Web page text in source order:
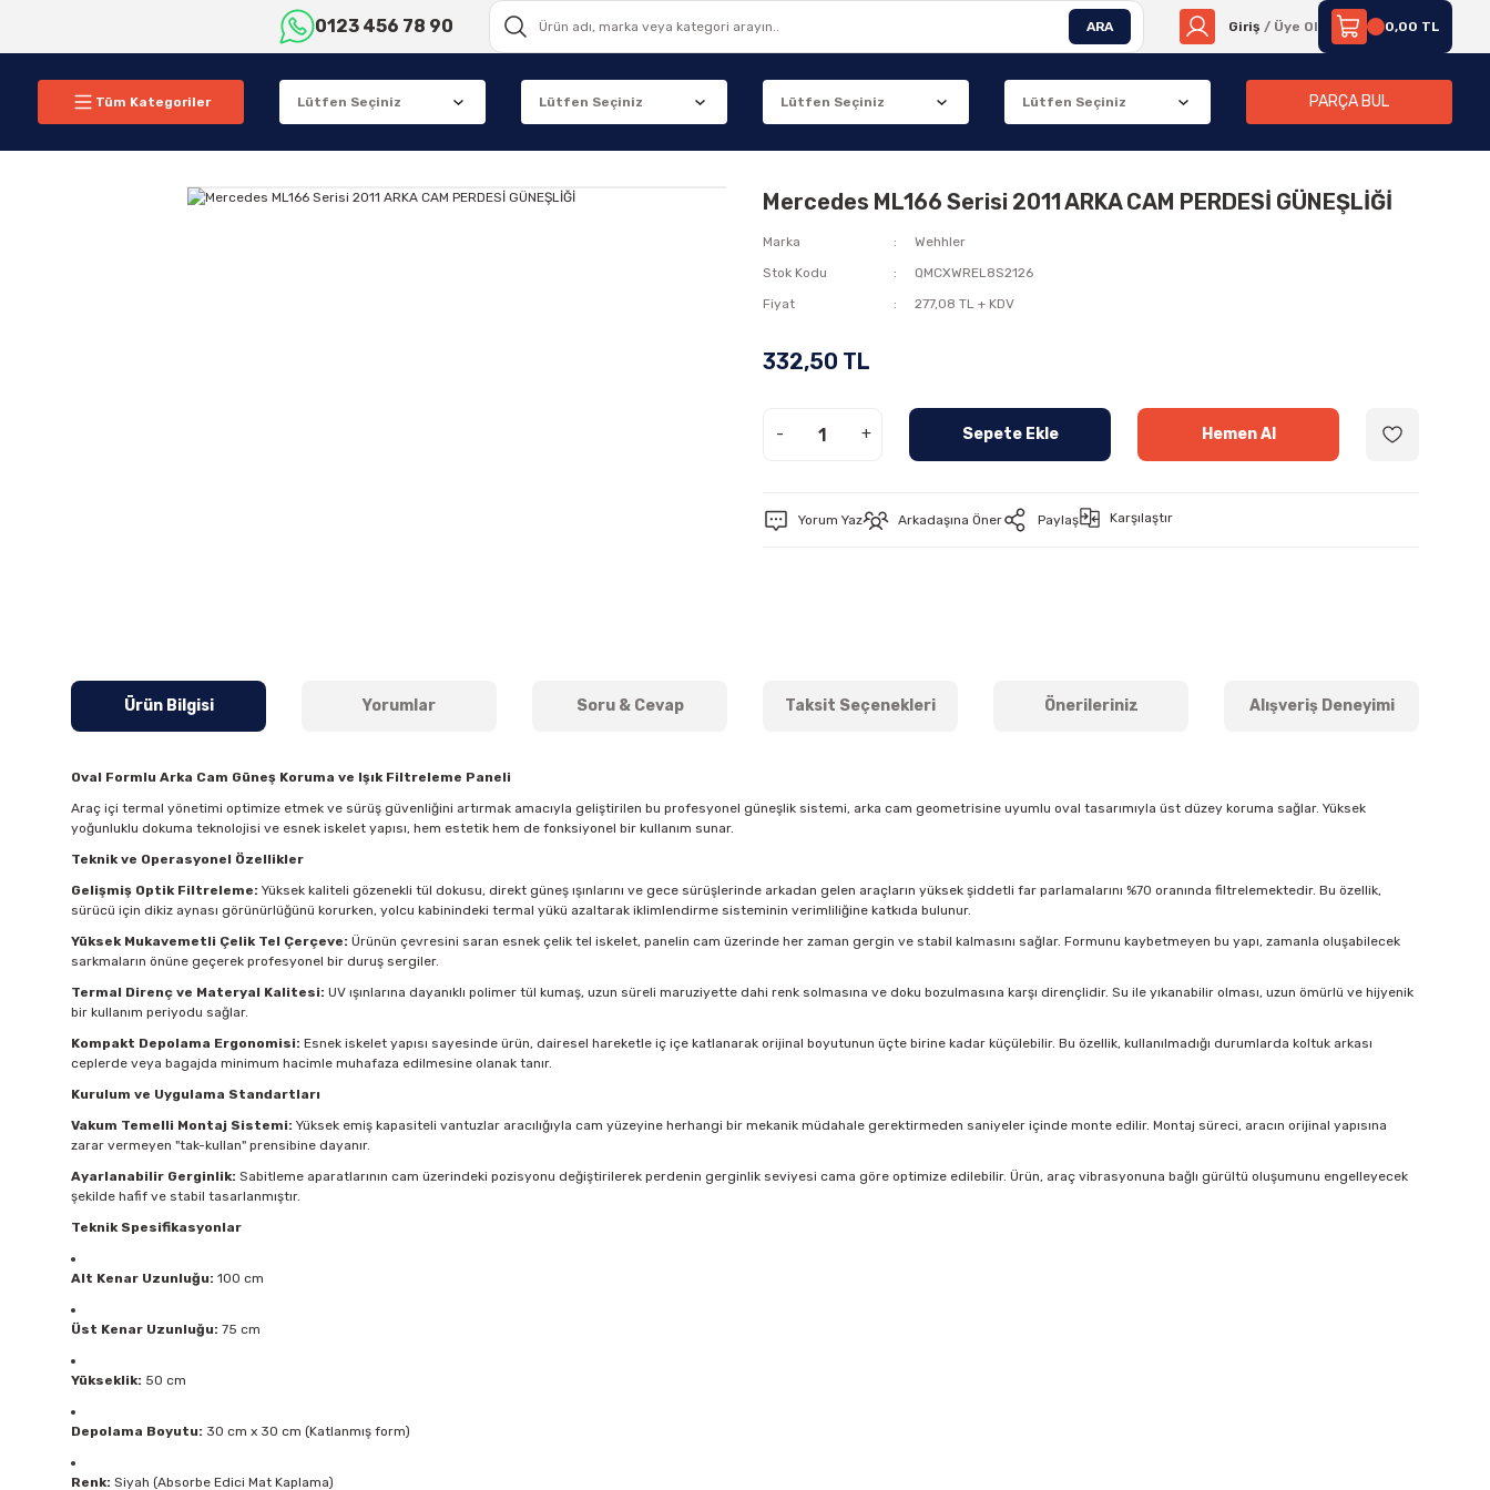
0123 456 78 90 ARA Giriş / Üye Ol 0,00 TL
Tüm Kategoriler PARÇA BUL
Mercedes ML166 Serisi 2011 ARKA CAM PERDESİ GÜNEŞLİĞİ
Marka
Wehhler
Stok Kodu
QMCXWREL8S2126
Fiyat
277,08 TL + KDV
332,50 TL
- + Sepete Ekle Hemen Al
Yorum Yaz Arkadaşına Öner Paylaş Karşılaştır
Ürün Bilgisi Yorumlar Soru & Cevap Taksit Seçenekleri Önerileriniz Alışveriş Deneyimi
Oval Formlu Arka Cam Güneş Koruma ve Işık Filtreleme Paneli
Araç içi termal yönetimi optimize etmek ve sürüş güvenliğini artırmak amacıyla geliştirilen bu profesyonel güneşlik sistemi, arka cam geometrisine uyumlu oval tasarımıyla üst düzey koruma sağlar. Yüksek
yoğunluklu dokuma teknolojisi ve esnek iskelet yapısı, hem estetik hem de fonksiyonel bir kullanım sunar.
Teknik ve Operasyonel Özellikler
Gelişmiş Optik Filtreleme: Yüksek kaliteli gözenekli tül dokusu, direkt güneş ışınlarını ve gece sürüşlerinde arkadan gelen araçların yüksek şiddetli far parlamalarını %70 oranında filtrelemektedir. Bu özellik,
sürücü için dikiz aynası görünürlüğünü korurken, yolcu kabinindeki termal yükü azaltarak iklimlendirme sisteminin verimliliğine katkıda bulunur.
Yüksek Mukavemetli Çelik Tel Çerçeve: Ürünün çevresini saran esnek çelik tel iskelet, panelin cam üzerinde her zaman gergin ve stabil kalmasını sağlar. Formunu kaybetmeyen bu yapı, zamanla oluşabilecek
sarkmaların önüne geçerek profesyonel bir duruş sergiler.
Termal Direnç ve Materyal Kalitesi: UV ışınlarına dayanıklı polimer tül kumaş, uzun süreli maruziyette dahi renk solmasına ve doku bozulmasına karşı dirençlidir. Su ile yıkanabilir olması, uzun ömürlü ve hijyenik
bir kullanım periyodu sağlar.
Kompakt Depolama Ergonomisi: Esnek iskelet yapısı sayesinde ürün, dairesel hareketle iç içe katlanarak orijinal boyutunun üçte birine kadar küçülebilir. Bu özellik, kullanılmadığı durumlarda koltuk arkası
ceplerde veya bagajda minimum hacimle muhafaza edilmesine olanak tanır.
Kurulum ve Uygulama Standartları
Vakum Temelli Montaj Sistemi: Yüksek emiş kapasiteli vantuzlar aracılığıyla cam yüzeyine herhangi bir mekanik müdahale gerektirmeden saniyeler içinde monte edilir. Montaj süreci, aracın orijinal yapısına
zarar vermeyen "tak-kullan" prensibine dayanır.
Ayarlanabilir Gerginlik: Sabitleme aparatlarının cam üzerindeki pozisyonu değiştirilerek perdenin gerginlik seviyesi cama göre optimize edilebilir. Ürün, araç vibrasyonuna bağlı gürültü oluşumunu engelleyecek
şekilde hafif ve stabil tasarlanmıştır.
Teknik Spesifikasyonlar
Alt Kenar Uzunluğu: 100 cm
Üst Kenar Uzunluğu: 75 cm
Yükseklik: 50 cm
Depolama Boyutu: 30 cm x 30 cm (Katlanmış form)
Renk: Siyah (Absorbe Edici Mat Kaplama)